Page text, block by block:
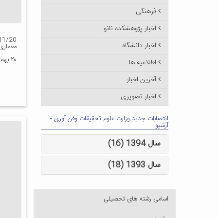
۲۰ بهمن ۱۳۹۳
فرهنگی
اخبار پژوهشکده نانو
اخبار دانشگاه
اطلاعیه ها
آخرین اخبار
اخبار تصویری
انتصابات جدید وزارت علوم تحقیقات وفن آوری -
آرشیو
سال 1394 (16)
سال 1393 (18)
اسامی رشته های تحصیلی